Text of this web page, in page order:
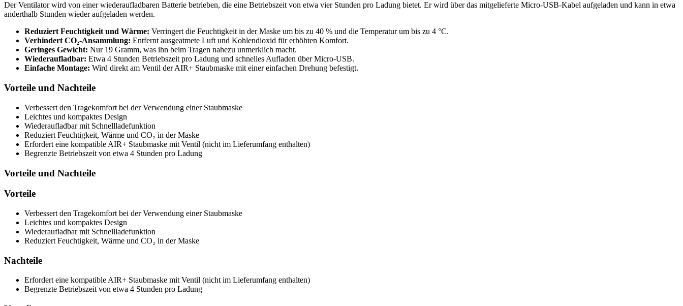
Der Ventilator wird von einer wiederaufladbaren Batterie betrieben, die eine Betriebszeit von etwa vier Stunden pro Ladung bietet. Er wird über das mitgelieferte Micro-USB-Kabel aufgeladen und kann in etwa
anderthalb Stunden wieder aufgeladen werden.
Reduziert Feuchtigkeit und Wärme: Verringert die Feuchtigkeit in der Maske um bis zu 40 % und die Temperatur um bis zu 4 °C.
Verhindert CO₂-Ansammlung: Entfernt ausgeatmete Luft und Kohlendioxid für erhöhten Komfort.
Geringes Gewicht: Nur 19 Gramm, was ihn beim Tragen nahezu unmerklich macht.
Wiederaufladbar: Etwa 4 Stunden Betriebszeit pro Ladung und schnelles Aufladen über Micro-USB.
Einfache Montage: Wird direkt am Ventil der AIR+ Staubmaske mit einer einfachen Drehung befestigt.
Vorteile und Nachteile
Verbessert den Tragekomfort bei der Verwendung einer Staubmaske
Leichtes und kompaktes Design
Wiederaufladbar mit Schnellladefunktion
Reduziert Feuchtigkeit, Wärme und CO₂ in der Maske
Erfordert eine kompatible AIR+ Staubmaske mit Ventil (nicht im Lieferumfang enthalten)
Begrenzte Betriebszeit von etwa 4 Stunden pro Ladung
Vorteile und Nachteile
Vorteile
Verbessert den Tragekomfort bei der Verwendung einer Staubmaske
Leichtes und kompaktes Design
Wiederaufladbar mit Schnellladefunktion
Reduziert Feuchtigkeit, Wärme und CO₂ in der Maske
Nachteile
Erfordert eine kompatible AIR+ Staubmaske mit Ventil (nicht im Lieferumfang enthalten)
Begrenzte Betriebszeit von etwa 4 Stunden pro Ladung